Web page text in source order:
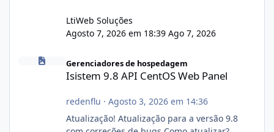
LtiWeb Soluções
Agosto 7, 2026 em 18:39 Ago 7, 2026
Isistem 9.8 API CentOS Web Panel
Gerenciadores de hospedagem
Isistem 9.8 API CentOS Web Panel
redenflu · Agosto 3, 2026 em 14:36
Atualização! Atualização para a versão 9.8